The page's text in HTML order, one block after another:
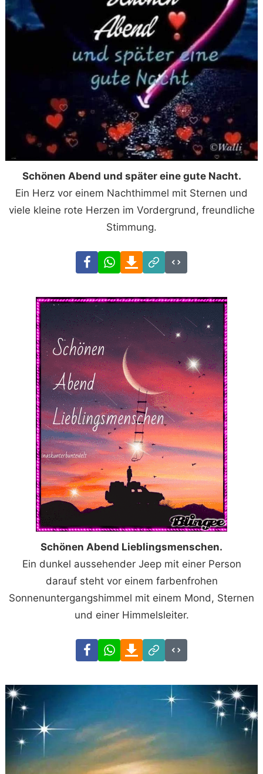
Schönen Abend und später eine gute Nacht.
Ein Herz vor einem Nachthimmel mit Sternen und
viele kleine rote Herzen im Vordergrund, freundliche
Stimmung.
FacebookWhatsAppDownload
Link
Code
Schönen Abend Lieblingsmenschen.
Ein dunkel aussehender Jeep mit einer Person
darauf steht vor einem farbenfrohen
Sonnenuntergangshimmel mit einem Mond, Sternen
und einer Himmelsleiter.
FacebookWhatsAppDownload
Link
Code